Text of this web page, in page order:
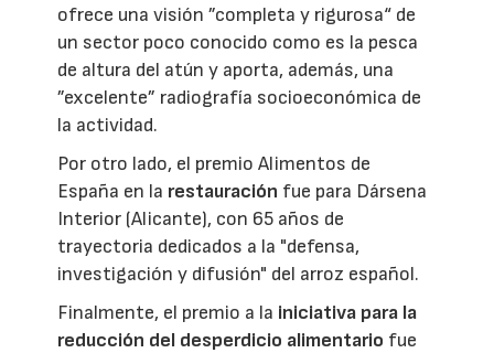
ofrece una visión ”completa y rigurosa“ de
un sector poco conocido como es la pesca
de altura del atún y aporta, además, una
”excelente” radiografía socioeconómica de
la actividad.
Por otro lado, el premio Alimentos de
España en la restauración fue para Dársena
Interior (Alicante), con 65 años de
trayectoria dedicados a la "defensa,
investigación y difusión" del arroz español.
Finalmente, el premio a la iniciativa para la
reducción del desperdicio alimentario fue